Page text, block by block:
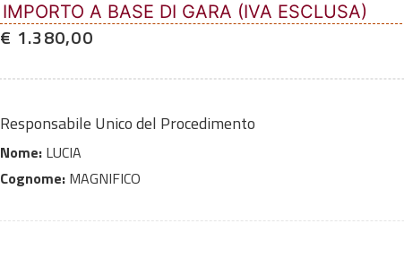
IMPORTO A BASE DI GARA (IVA ESCLUSA)
€ 1.380,00
Responsabile Unico del Procedimento
Nome: LUCIA
Cognome: MAGNIFICO